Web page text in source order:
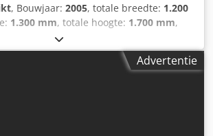
, Bouwjaar: 2005, totale breedte: 1.200
1.300 mm, totale hoogte: 1.700 mm,
gewicht: 300 kg - Bouwjaar: 2005 -
Nee - CE certificaat aanwezig: Nee
- Vermogen hoofdmotor [kW]: 7.5 -
2930 - Aansluitdiameter [mm]: 395 -
315 - Rotor materiaal: Metaal -
Advertentie